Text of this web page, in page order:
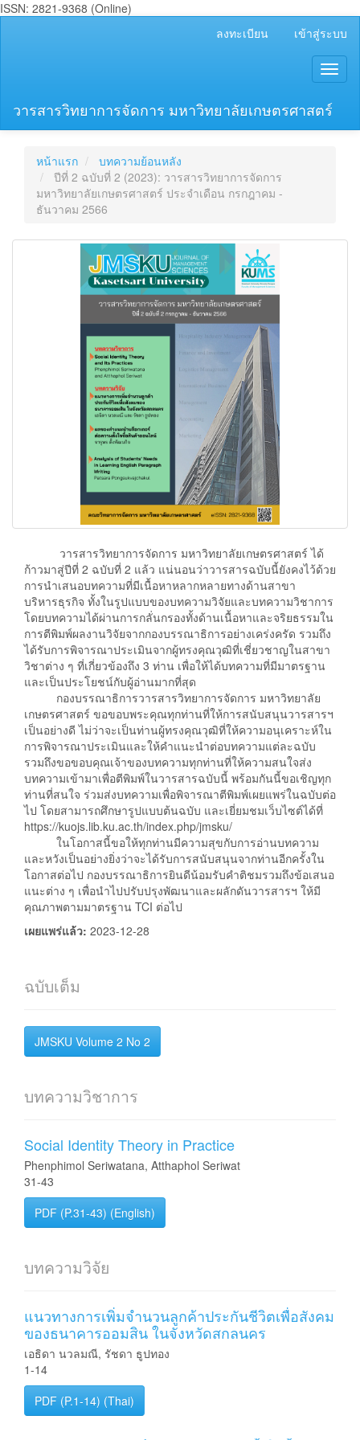
ISSN: 2821-9368 (Online)
##plugins.themes.bootstrap3.accessible_menu.main_content##
##plugins.themes.bootstrap3.accessible_menu.sidebar##
ลงทะเบียน เข้าสู่ระบบ
วารสารวิทยาการจัดการ มหาวิทยาลัยเกษตรศาสตร์
หน้าแรก
บทความย้อนหลัง
ปีที่ 2 ฉบับที่ 2 (2023): วารสารวิทยาการจัดการ
มหาวิทยาลัยเกษตรศาสตร์ ประจำเดือน กรกฎาคม -
ธันวาคม 2566
วารสารวิทยาการจัดการ มหาวิทยาลัยเกษตรศาสตร์ ได้
ก้าวมาสู่ปีที่ 2 ฉบับที่ 2 แล้ว แน่นอนว่าวารสารฉบับนี้ยังคงไว้ด้วย
การนำเสนอบทความที่มีเนื้อหาหลากหลายทางด้านสาขา
บริหารธุรกิจ ทั้งในรูปแบบของบทความวิจัยและบทความวิชาการ
โดยบทความได้ผ่านการกลั่นกรองทั้งด้านเนื้อหาและจริยธรรมใน
การตีพิมพ์ผลงานวิจัยจากกองบรรณาธิการอย่างเคร่งครัด รวมถึง
ได้รับการพิจารณาประเมินจากผู้ทรงคุณวุฒิที่เชี่ยวชาญในสาขา
วิชาต่าง ๆ ที่เกี่ยวข้องถึง 3 ท่าน เพื่อให้ได้บทความที่มีมาตรฐาน
และเป็นประโยชน์กับผู้อ่านมากที่สุด
กองบรรณาธิการวารสารวิทยาการจัดการ มหาวิทยาลัย
เกษตรศาสตร์ ขอขอบพระคุณทุกท่านที่ให้การสนับสนุนวารสารฯ
เป็นอย่างดี ไม่ว่าจะเป็นท่านผู้ทรงคุณวุฒิที่ให้ความอนุเคราะห์ใน
การพิจารณาประเมินและให้คำแนะนำต่อบทความแต่ละฉบับ
รวมถึงขอขอบคุณเจ้าของบทความทุกท่านที่ให้ความสนใจส่ง
บทความเข้ามาเพื่อตีพิมพ์ในวารสารฉบับนี้ พร้อมกันนี้ขอเชิญทุก
ท่านที่สนใจ ร่วมส่งบทความเพื่อพิจารณาตีพิมพ์เผยแพร่ในฉบับต่อ
ไป โดยสามารถศึกษารูปแบบต้นฉบับ และเยี่ยมชมเว็บไซต์ได้ที่
https://kuojs.lib.ku.ac.th/index.php/jmsku/
ในโอกาสนี้ขอให้ทุกท่านมีความสุขกับการอ่านบทความ
และหวังเป็นอย่างยิ่งว่าจะได้รับการสนับสนุนจากท่านอีกครั้งใน
โอกาสต่อไป กองบรรณาธิการยินดีน้อมรับคำติชมรวมถึงข้อเสนอ
แนะต่าง ๆ เพื่อนำไปปรับปรุงพัฒนาและผลักดันวารสารฯ ให้มี
คุณภาพตามมาตรฐาน TCI ต่อไป
เผยแพร่แล้ว: 2023-12-28
ฉบับเต็ม
JMSKU Volume 2 No 2
บทความวิชาการ
Social Identity Theory in Practice
Phenphimol Seriwatana, Atthaphol Seriwat
31-43
PDF (P.31-43) (English)
บทความวิจัย
แนวทางการเพิ่มจำนวนลูกค้าประกันชีวิตเพื่อสังคม
ของธนาคารออมสิน ในจังหวัดสกลนคร
เอธิดา นวลมณี, รัชดา ธูปทอง
1-14
PDF (P.1-14) (Thai)